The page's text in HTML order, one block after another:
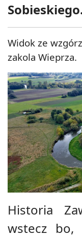
Widok ze
zakola Wieprza.
Historia
wstecz bo,